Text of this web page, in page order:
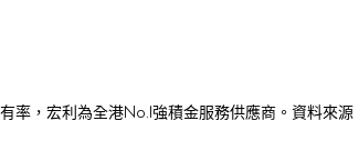
，宏利為全港No.1強積金服務供應商。資料來